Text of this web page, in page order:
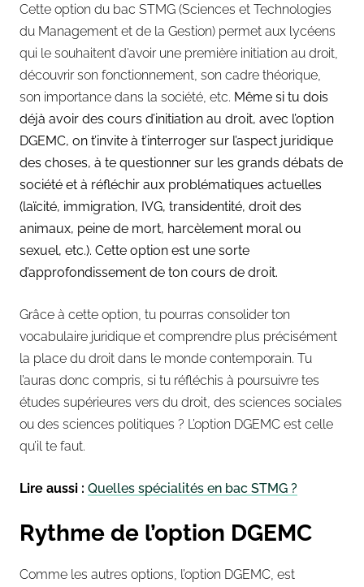
Cette option du bac STMG (Sciences et Technologies
du Management et de la Gestion) permet aux lycéens
qui le souhaitent d’avoir une première initiation au droit,
découvrir son fonctionnement, son cadre théorique,
son importance dans la société, etc. Même si tu dois
déjà avoir des cours d’initiation au droit, avec l’option
DGEMC, on t’invite à t’interroger sur l’aspect juridique
des choses, à te questionner sur les grands débats de
société et à réfléchir aux problématiques actuelles
(laïcité, immigration, IVG, transidentité, droit des
animaux, peine de mort, harcèlement moral ou
sexuel, etc.). Cette option est une sorte
d’approfondissement de ton cours de droit.
Grâce à cette option, tu pourras consolider ton
vocabulaire juridique et comprendre plus précisément
la place du droit dans le monde contemporain. Tu
l’auras donc compris, si tu réfléchis à poursuivre tes
études supérieures vers du droit, des sciences sociales
ou des sciences politiques ? L’option DGEMC est celle
qu’il te faut.
Lire aussi : Quelles spécialités en bac STMG ?
Rythme de l’option DGEMC
Comme les autres options, l’option DGEMC, est